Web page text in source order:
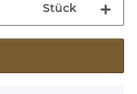
Stück